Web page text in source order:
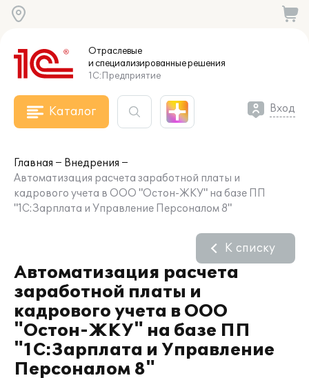
Отраслевые
и специализированныерешения
1С:Предприятие
Каталог Вход
Главная
Внедрения
Автоматизация расчета заработной платы и
кадрового учета в ООО "Остон-ЖКУ" на базе ПП
"1С:Зарплата и Управление Персоналом 8"
Автоматизация расчета
заработной платы и
кадрового учета в ООО
"Остон-ЖКУ" на базе ПП
"1С:Зарплата и Управление
Персоналом 8"
К списку